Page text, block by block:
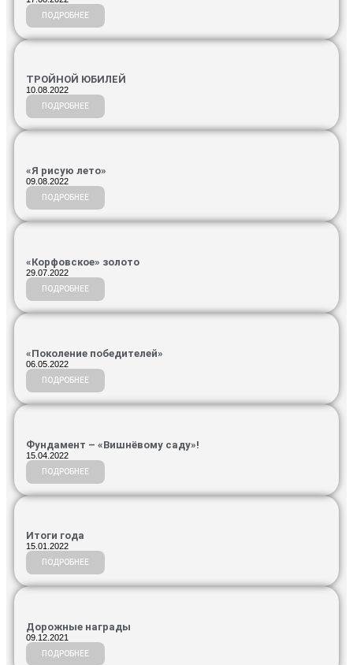
ПОДРОБНЕЕ
ТРОЙНОЙ ЮБИЛЕЙ
10.08.2022
ПОДРОБНЕЕ
«Я рисую лето»
09.08.2022
ПОДРОБНЕЕ
«Корфовское» золото
29.07.2022
ПОДРОБНЕЕ
«Поколение победителей»
06.05.2022
ПОДРОБНЕЕ
Фундамент – «Вишнёвому саду»!
15.04.2022
ПОДРОБНЕЕ
Итоги года
15.01.2022
ПОДРОБНЕЕ
Дорожные награды
09.12.2021
ПОДРОБНЕЕ